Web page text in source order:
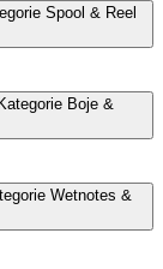
Spool & Reel
Boje &
Wetnotes &